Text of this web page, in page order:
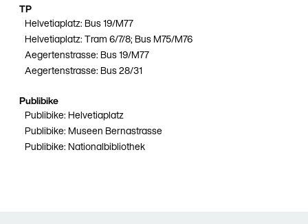
TP
Helvetiaplatz: Bus 19/M77
Helvetiaplatz: Tram 6/7/8; Bus M75/M76
Aegertenstrasse: Bus 19/M77
Aegertenstrasse: Bus 28/31
Publibike
Publibike: Helvetiaplatz
Publibike: Museen Bernastrasse
Publibike: Nationalbibliothek